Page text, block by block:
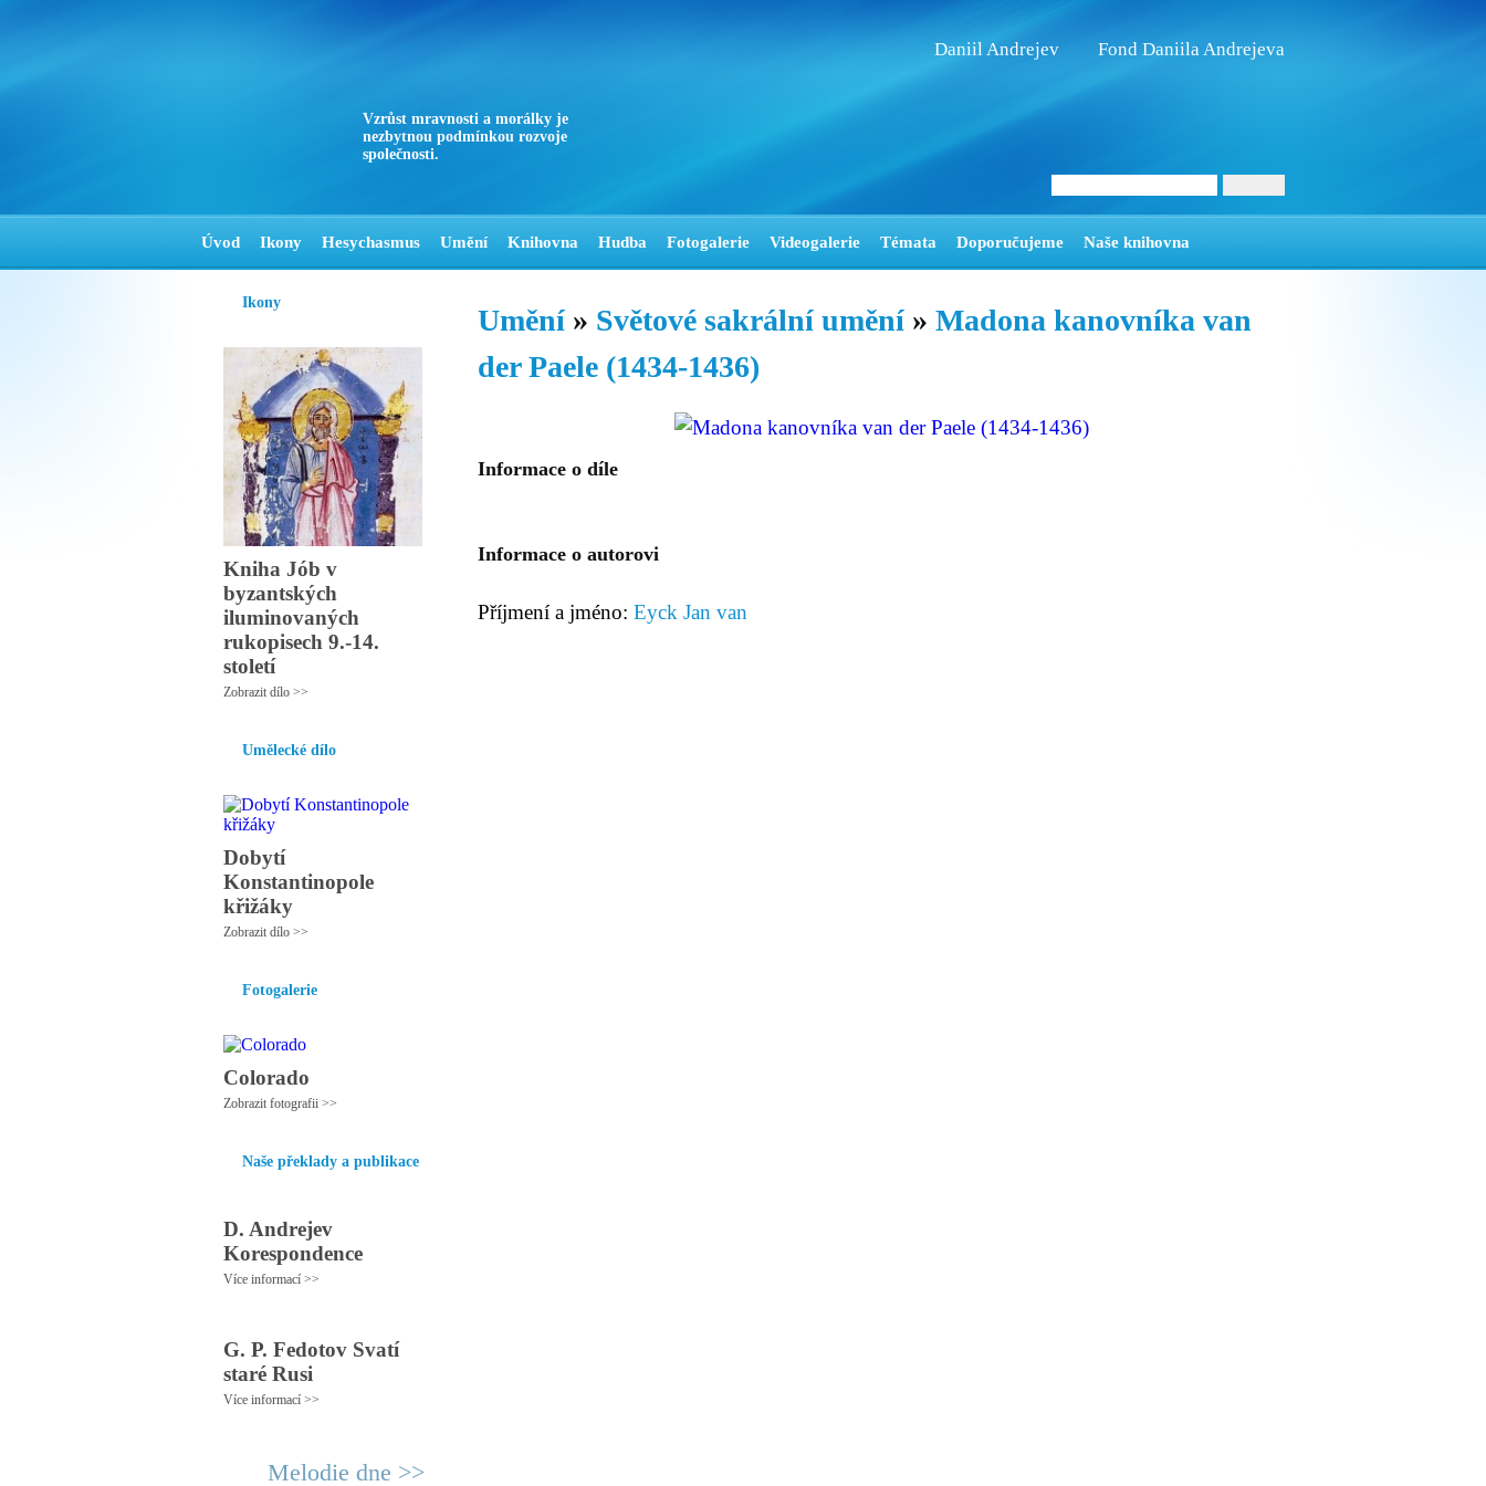
Vzrůst mravnosti a morálky je
nezbytnou podmínkou rozvoje
společnosti.
Daniil Andrejev Fond Daniila Andrejeva
Úvod Ikony Hesychasmus Umění Knihovna Hudba Fotogalerie Videogalerie Témata Doporučujeme Naše knihovna
Ikony
Kniha Jób v
byzantských
iluminovaných
rukopisech 9.-14.
století
Zobrazit dílo >>
Umělecké dílo
Dobytí
Konstantinopole
křižáky
Zobrazit dílo >>
Fotogalerie
Colorado
Zobrazit fotografii >>
Naše překlady a publikace
D. Andrejev
Korespondence
Více informací >>
G. P. Fedotov Svatí
staré Rusi
Více informací >>
Melodie dne >>
Umění » Světové sakrální umění » Madona kanovníka van
der Paele (1434-1436)
Informace o díle
Informace o autorovi
Příjmení a jméno: Eyck Jan van